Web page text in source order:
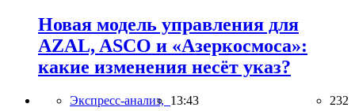
Новая модель управления для
AZAL, ASCO и «Азеркосмоса»:
какие изменения несёт указ?
Экспресс-анализ, 13:43 232